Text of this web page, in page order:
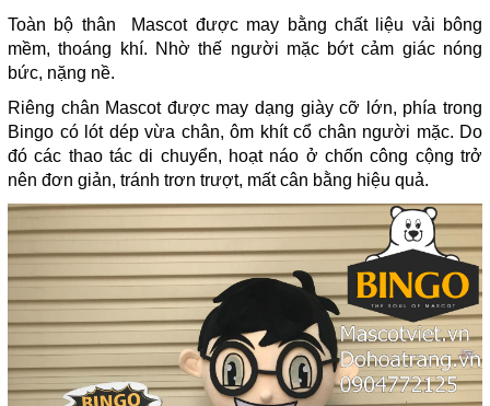
Toàn bộ thân Mascot được may bằng chất liệu vải bông
mềm, thoáng khí. Nhờ thế người mặc bớt cảm giác nóng
bức, nặng nề.
Riêng chân Mascot được may dạng giày cỡ lớn, phía trong
Bingo có lót dép vừa chân, ôm khít cổ chân người mặc. Do
đó các thao tác di chuyển, hoạt náo ở chốn công cộng trở
nên đơn giản, tránh trơn trượt, mất cân bằng hiệu quả.